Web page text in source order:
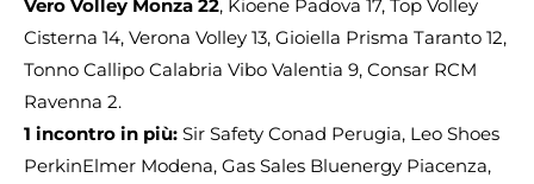
Vero Volley Monza 22, Kioene Padova 17, Top Volley
Cisterna 14, Verona Volley 13, Gioiella Prisma Taranto 12,
Tonno Callipo Calabria Vibo Valentia 9, Consar RCM
Ravenna 2.
1 incontro in più: Sir Safety Conad Perugia, Leo Shoes
PerkinElmer Modena, Gas Sales Bluenergy Piacenza,